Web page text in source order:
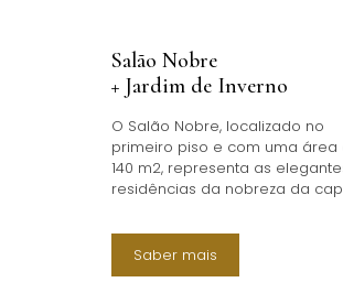
Salão Nobre
+ Jardim de Inverno
O Salão Nobre, localizado no
primeiro piso e com uma área
140 m2, representa as
residências da nobreza da
Saber mais